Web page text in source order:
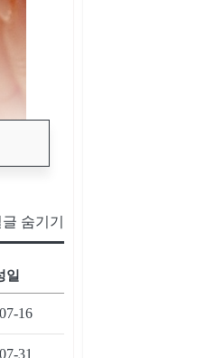
숨기기
일
16
31